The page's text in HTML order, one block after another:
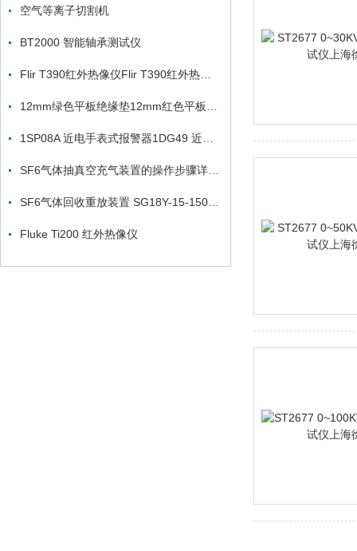
空气等离子切割机
BT2000 智能轴承测试仪
Fluke Ti200 红外热像仪